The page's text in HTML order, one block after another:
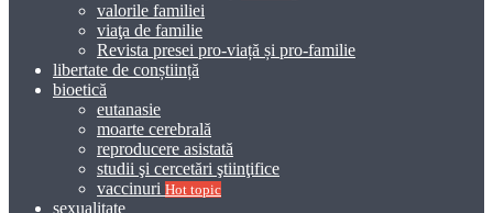
valorile familiei
viaţa de familie
Revista presei pro-viață și pro-familie
libertate de conștiință
bioetică
eutanasie
moarte cerebrală
reproducere asistată
studii şi cercetări ştiinţifice
vaccinuri Hot topic
sexualitate